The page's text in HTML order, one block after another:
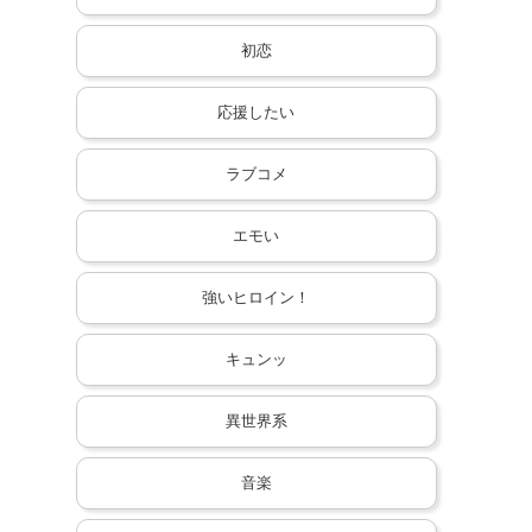
初恋
応援したい
ラブコメ
エモい
強いヒロイン！
キュンッ
異世界系
音楽